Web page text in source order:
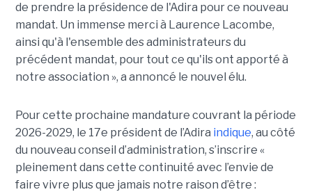
de prendre la présidence de l'Adira pour ce nouveau
mandat. Un immense merci à Laurence Lacombe,
ainsi qu'à l'ensemble des administrateurs du
précédent mandat, pour tout ce qu'ils ont apporté à
notre association », a annoncé le nouvel élu.
Pour cette prochaine mandature couvrant la période
2026-2029, le 17e président de l’Adira indique, au côté
du nouveau conseil d’administration, s’inscrire «
pleinement dans cette continuité avec l’envie de
faire vivre plus que jamais notre raison d’être :